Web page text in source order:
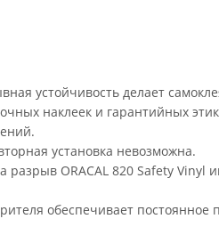
устойчивость делает
наклеек и гарантийных
установка невозможна.
ORACAL 820 Safety
обеспечивает постоянное